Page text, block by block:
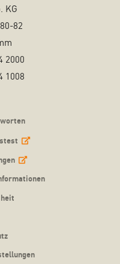
KG
82
2000
1008